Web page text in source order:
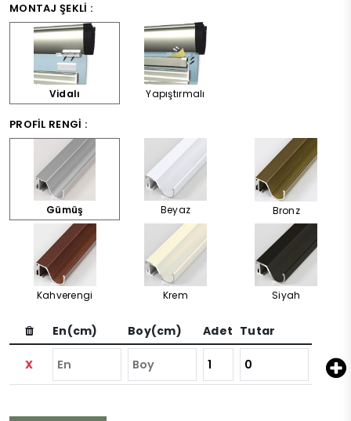
MONTAJ ŞEKLI :
Vidalı Yapıştırmalı
PROFIL RENGI :
Gümüş Beyaz Bronz
Kahverengi Krem Siyah
En(cm) Boy(cm) Adet Tutar
X